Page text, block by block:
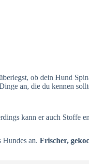
ob dein Hund
an, die du kennen
kann er auch Stoffe
Hundes an. Frischer,